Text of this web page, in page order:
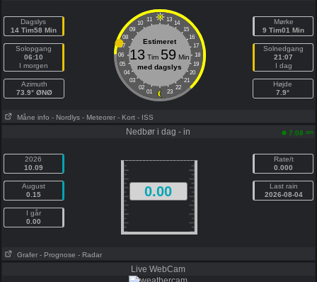
Dagslys
14 Tim58 Min
Solopgang
06:10
I morgen
Azimuth
73.9° ØNØ
11 13
10
14
09
15
08
16
07
17
06
18
05
19
04
20
03
21
02
22
01 23
Estimeret
13 Tim 59 Min
med dagslys
Mørke
9 Tim01 Min
Solnedgang
21:07
I dag
Højde
7.9°
Måne info - Nordlys - Meteorer - Kort - ISS
Nedbør i dag - in 7:08 am
2026
10.09
August
0.15
I går
0.00
0.00
Rate/t
0.000
Last rain
2026-08-04
Grafer - Prognose - Radar
Live WebCam